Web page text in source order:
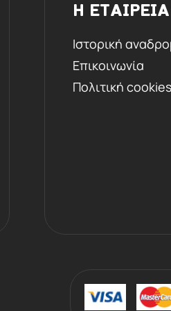
Η ΕΤΑΙΡΕΙΑ
Ιστορική
Επικοινωνία
Πολιτική cookies